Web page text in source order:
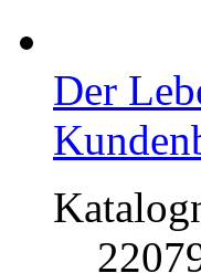
Der